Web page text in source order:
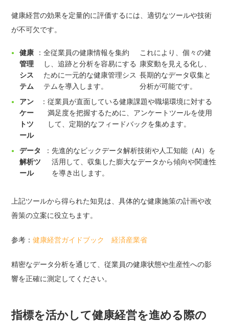
健康経営の効果を定量的に評価するには、適切なツールや技術
が不可欠です。
健康
管理
シス
テム
： 全従業員の健康情報を集約
し、追跡と分析を容易にする
ために一元的な健康管理シス
テムを導入します。
これにより、個々の健
康変動を見える化し、
長期的なデータ収集と
分析が可能です。
アン
ケー
トツ
ール
： 従業員が直面している健康課題や職場環境に対する
満足度を把握するために、アンケートツールを使用
して、定期的なフィードバックを集めます。
データ
解析ツ
ール
： 先進的なビックデータ解析技術や人工知能（AI）を
活用して、収集した膨大なデータから傾向や関連性
を導き出します。
上記ツールから得られた知見は、具体的な健康施策の計画や改
善策の立案に役立ちます。
参考：健康経営ガイドブック 経済産業省
精密なデータ分析を通じて、従業員の健康状態や生産性への影
響を正確に測定してください。
指標を活かして健康経営を進める際の